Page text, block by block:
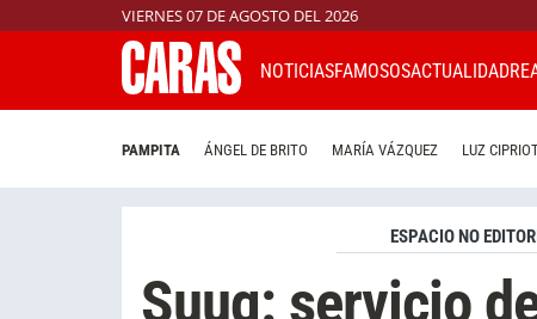
VIERNES 07 DE AGOSTO DEL 2026
NOTICIASFAMOSOSACTUALIDAD
PAMPITA ÁNGEL DE BRITO MARÍA VÁZQUEZ LUZ
ESPACIO NO
Suug: servicio